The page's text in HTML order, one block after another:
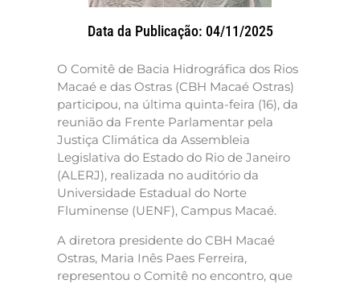
Data da Publicação: 04/11/2025
O Comitê de Bacia Hidrográfica dos Rios
Macaé e das Ostras (CBH Macaé Ostras)
participou, na última quinta-feira (16), da
reunião da Frente Parlamentar pela
Justiça Climática da Assembleia
Legislativa do Estado do Rio de Janeiro
(ALERJ), realizada no auditório da
Universidade Estadual do Norte
Fluminense (UENF), Campus Macaé.
A diretora presidente do CBH Macaé
Ostras, Maria Inês Paes Ferreira,
representou o Comitê no encontro, que